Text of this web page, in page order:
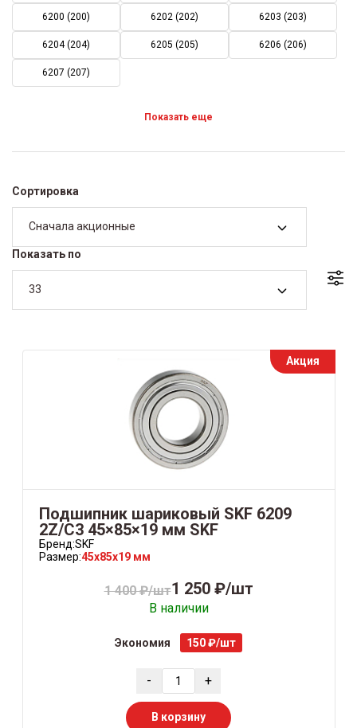
6200 (200) 6202 (202) 6203 (203)
6204 (204) 6205 (205) 6206 (206)
6207 (207)
Показать еще
Сортировка
Сначала акционные
Показать по
33
Акция
Подшипник шариковый SKF 6209
2Z/C3 45×85×19 мм SKF
Бренд:SKF
Размер:45x85x19 мм
1 400 ₽/шт1 250 ₽/шт
В наличии
Экономия 150 ₽/шт
- +
В корзину